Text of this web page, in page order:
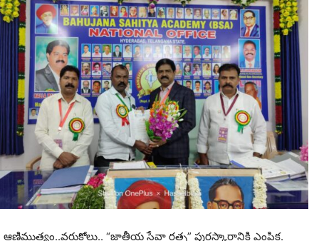
ఆణిముత్యం..వరుకోలు.. “జాతీయ సేవా రత్న” పురస్కారానికి ఎంపిక.